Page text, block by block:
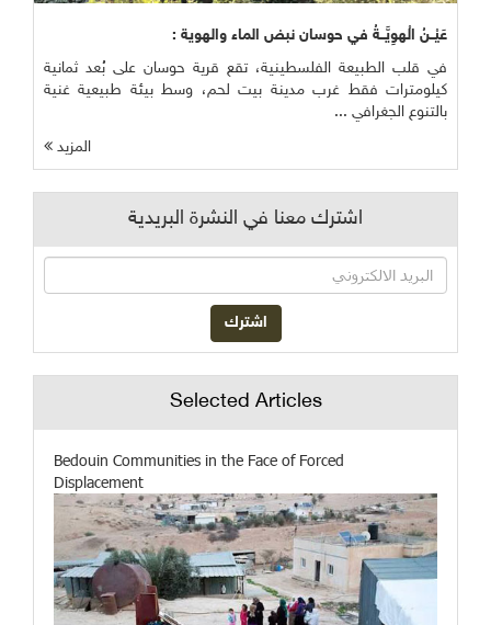
عَيْــنُ الْهوِيَّــةُ في حوسان نبض الماء والهوية :
في قلب الطبيعة الفلسطينية، تقع قرية حوسان على بُعد ثمانية
كيلومترات فقط غرب مدينة بيت لحم، وسط بيئة طبيعية غنية
بالتنوع الجغرافي ...
المزيد
اشترك معنا في النشرة البريدية
Selected Articles
Bedouin Communities in the Face of Forced
Displacement